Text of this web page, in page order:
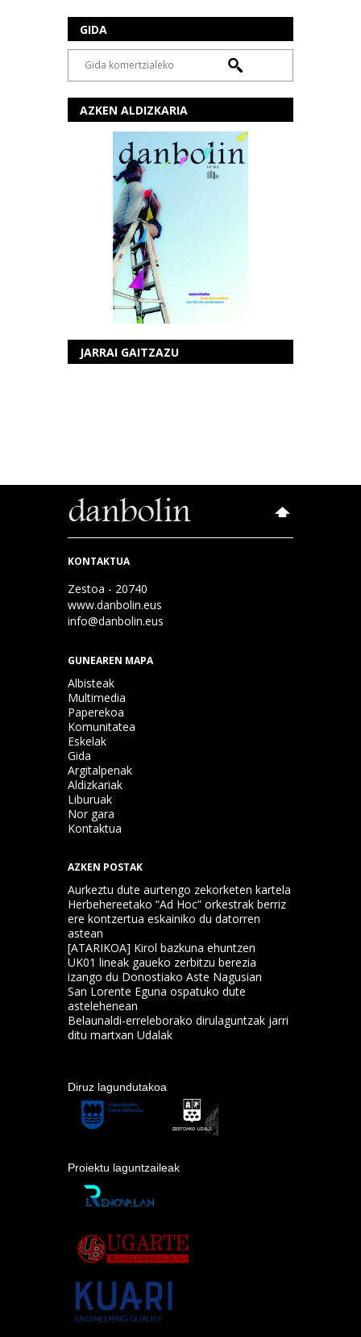
GIDA
AZKEN ALDIZKARIA
JARRAI GAITZAZU
KONTAKTUA
Zestoa - 20740
www.danbolin.eus
info@danbolin.eus
GUNEAREN MAPA
Albisteak
Multimedia
Paperekoa
Komunitatea
Eskelak
Gida
Argitalpenak
Aldizkariak
Liburuak
Nor gara
Kontaktua
AZKEN POSTAK
Aurkeztu dute aurtengo zekorketen kartela
Herbehereetako “Ad Hoc” orkestrak berriz
ere kontzertua eskainiko du datorren
astean
[ATARIKOA] Kirol bazkuna ehuntzen
UK01 lineak gaueko zerbitzu berezia
izango du Donostiako Aste Nagusian
San Lorente Eguna ospatuko dute
astelehenean
Belaunaldi-erreleborako dirulaguntzak jarri
ditu martxan Udalak
Diruz lagundutakoa
Proiektu laguntzaileak